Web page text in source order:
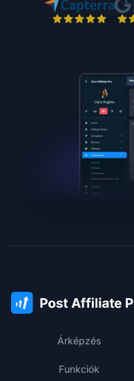
Árképzés
Funkciók